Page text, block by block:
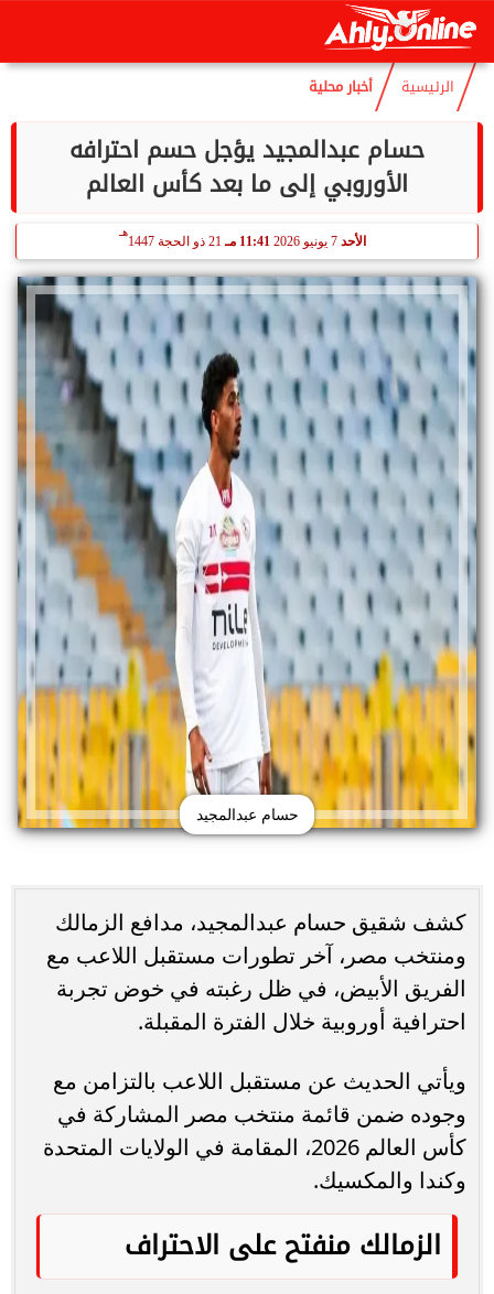
الجمعة
الرئيسية أخبار محلية
حسام عبدالمجيد يؤجل حسم احترافه
الأوروبي إلى ما بعد كأس العالم
الأحد 11:41 مـ 21 ذو الحجة 1447
هـ
حسام عبدالمجيد
كشف شقيق حسام عبدالمجيد، مدافع الزمالك
ومنتخب مصر، آخر تطورات مستقبل اللاعب مع
الفريق الأبيض، في ظل رغبته في خوض تجربة
احترافية أوروبية خلال الفترة المقبلة.
ويأتي الحديث عن مستقبل اللاعب بالتزامن مع
وجوده ضمن قائمة منتخب مصر المشاركة في
كأس العالم 2026، المقامة في الولايات المتحدة
وكندا والمكسيك.
الزمالك منفتح على الاحتراف